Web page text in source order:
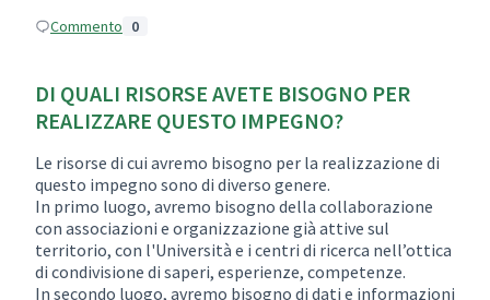
Commento 0
DI QUALI RISORSE AVETE BISOGNO PER
REALIZZARE QUESTO IMPEGNO?
Le risorse di cui avremo bisogno per la realizzazione di
questo impegno sono di diverso genere.
In primo luogo, avremo bisogno della collaborazione
con associazioni e organizzazione già attive sul
territorio, con l'Università e i centri di ricerca nell’ottica
di condivisione di saperi, esperienze, competenze.
In secondo luogo, avremo bisogno di dati e informazioni